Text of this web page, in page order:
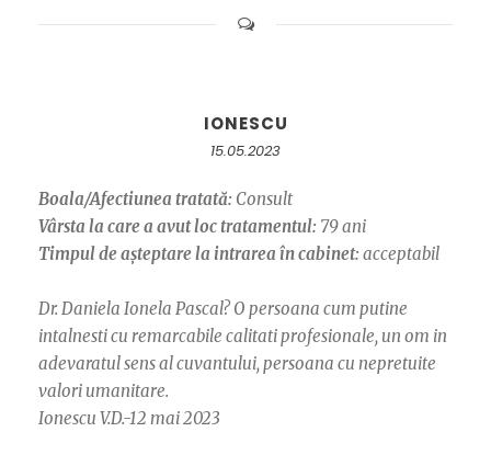
IONESCU
15.05.2023
Boala/Afectiunea tratată: Consult
Vârsta la care a avut loc tratamentul: 79 ani
Timpul de așteptare la intrarea în cabinet: acceptabil
Dr. Daniela Ionela Pascal? O persoana cum putine
intalnesti cu remarcabile calitati profesionale, un om in
adevaratul sens al cuvantului, persoana cu nepretuite
valori umanitare.
Ionescu V.D.-12 mai 2023